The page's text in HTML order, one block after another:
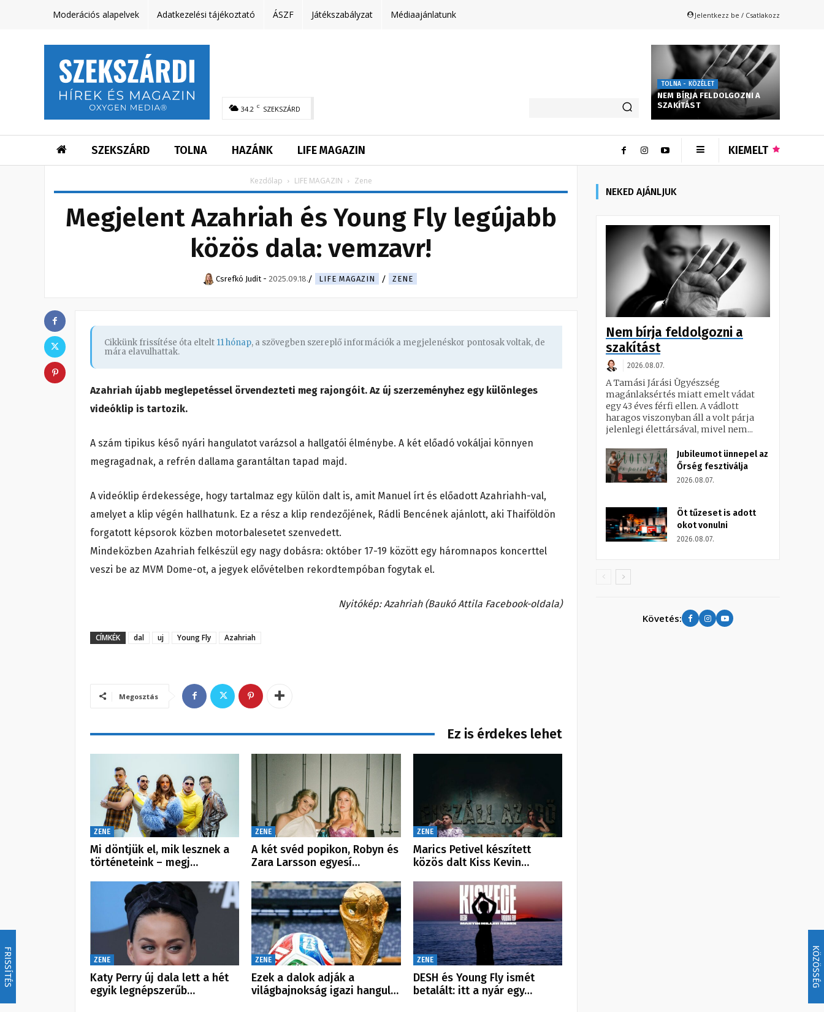
FRISSÍTÉS KÖZÖSSÉG
Moderációs alapelvek Adatkezelési tájékoztató ÁSZF Játékszabályzat Médiaajánlatunk Jelentkezz be / Csatlakozz
34.2 C SZEKSZÁRD
TOLNA - KÖZÉLET
NEM BÍRJA FELDOLGOZNI A
SZAKÍTÁST
SZEKSZÁRD TOLNA HAZÁNK LIFE MAGAZIN KIEMELT
Kezdőlap LIFE MAGAZIN Zene
Megjelent Azahriah és Young Fly legújabb
közös dala: vemzavr!
Csrefkó Judit - 2025.09.18. LIFE MAGAZIN ZENE
Cikkünk frissítése óta eltelt 11 hónap, a szövegben szereplő információk a megjelenéskor pontosak voltak, de
mára elavulhattak.
Azahriah újabb meglepetéssel örvendezteti meg rajongóit. Az új szerzeményhez egy különleges
videóklip is tartozik.
A szám tipikus késő nyári hangulatot varázsol a hallgatói élménybe. A két előadó vokáljai könnyen
megragadnak, a refrén dallama garantáltan tapad majd.
A videóklip érdekessége, hogy tartalmaz egy külön dalt is, amit Manuel írt és előadott Azahriahh-val,
amelyet a klip végén hallhatunk. Ez a rész a klip rendezőjének, Rádli Bencének ajánlott, aki Thaiföldön
forgatott képsorok közben motorbalesetet szenvedett.
Mindeközben Azahriah felkészül egy nagy dobásra: október 17-19 között egy háromnapos koncerttel
veszi be az MVM Dome-ot, a jegyek elővételben rekordtempóban fogytak el.
Nyitókép: Azahriah (Baukó Attila Facebook-oldala)
CÍMKÉK dal uj Young Fly Azahriah
Megosztás
Ez is érdekes lehet
ZENE
Mi döntjük el, mik lesznek a
történeteink – megj…
ZENE
A két svéd popikon, Robyn és
Zara Larsson egyesí…
ZENE
Marics Petivel készített
közös dalt Kiss Kevin…
ZENE
Katy Perry új dala lett a hét
egyik legnépszerűb…
ZENE
Ezek a dalok adják a
világbajnokság igazi hangul…
ZENE
DESH és Young Fly ismét
betalált: itt a nyár egy…
NEKED AJÁNLJUK
Nem bírja feldolgozni a
szakítást
2026.08.07.
A Tamási Járási Ügyészség
magánlaksértés miatt emelt vádat
egy 43 éves férfi ellen. A vádlott
haragos viszonyban áll a volt párja
jelenlegi élettársával, mivel nem...
Jubileumot ünnepel az
Őrség fesztiválja
2026.08.07.
Öt tűzeset is adott
okot vonulni
2026.08.07.
Követés: